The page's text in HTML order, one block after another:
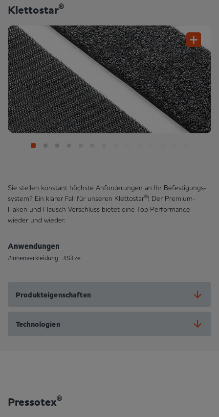
Klettostar®
Sie stellen konstant höchste Anforderungen an Ihr Befestigungs­
system? Ein klarer Fall für unseren Klettostar®! Der Premium-
Haken-und-Flausch-Verschluss bietet eine Top-Performance –
wieder und wieder.
Anwendungen
#Innenverkleidung #Sitze
Produkteigenschaften
Technologien
Pressotex®